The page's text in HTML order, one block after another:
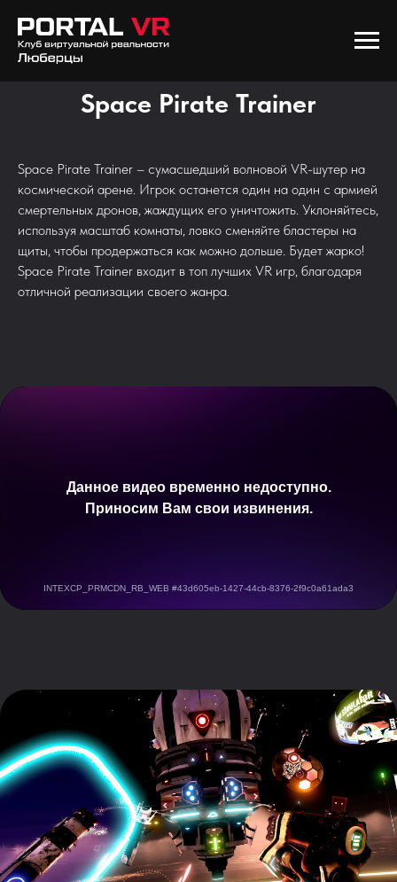
Space Pirate Trainer
Space Pirate Trainer – сумасшедший волновой VR-шутер на
космической арене. Игрок останется один на один с армией
смертельных дронов, жаждущих его уничтожить. Уклоняйтесь,
используя масштаб комнаты, ловко сменяйте бластеры на
щиты, чтобы продержаться как можно дольше. Будет жарко!
Space Pirate Trainer входит в топ лучших VR игр, благодаря
отличной реализации своего жанра.